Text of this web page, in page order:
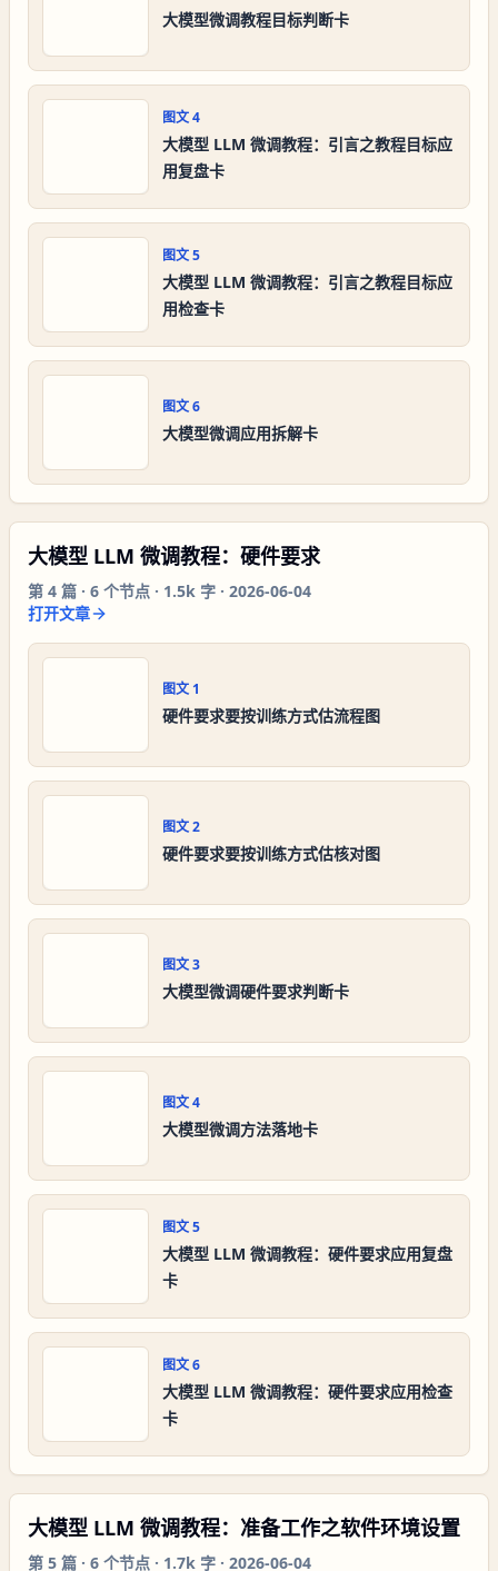
大模型微调教程目标判断卡
图文4
大模型 LLM 微调教程：引言之教程目标应
用复盘卡
图文5
大模型 LLM 微调教程：引言之教程目标应
用检查卡
图文6
大模型微调应用拆解卡
大模型 LLM 微调教程：硬件要求
第 4 篇 · 6 个节点 · 1.5k 字 · 2026-06-04
打开文章
图文 1
硬件要求要按训练方式估流程图
图文2
硬件要求要按训练方式估核对图
图文3
大模型微调硬件要求判断卡
图文4
大模型微调方法落地卡
图文5
大模型 LLM 微调教程：硬件要求应用复盘
卡
图文6
大模型 LLM 微调教程：硬件要求应用检查
卡
大模型 LLM 微调教程：准备工作之软件环境设置
第 5 篇 · 6 个节点 · 1.7k 字 · 2026-06-04